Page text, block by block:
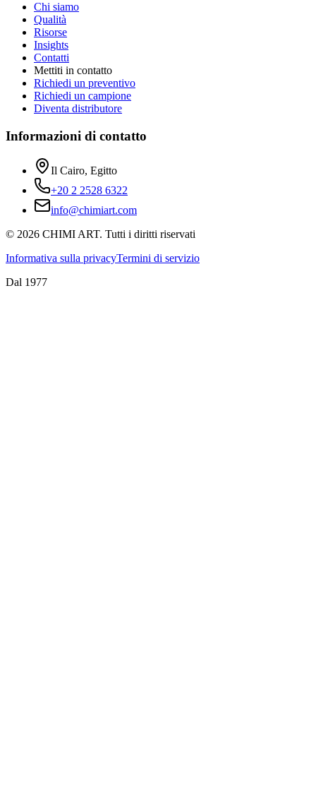
Chi siamo
Qualità
Risorse
Insights
Contatti
Mettiti in contatto
Richiedi un preventivo
Richiedi un campione
Diventa distributore
Informazioni di contatto
Il Cairo, Egitto
+20 2 2528 6322
info@chimiart.com
© 2026 CHIMI ART. Tutti i diritti riservati
Informativa sulla privacyTermini di servizio
Dal 1977